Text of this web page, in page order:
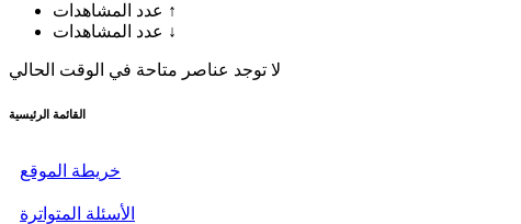
↑
↓
لا توجد عناصر متاحة في الوقت الحالي
القائمة الرئيسية
خريطة الموقع
الأسئلة المتواترة